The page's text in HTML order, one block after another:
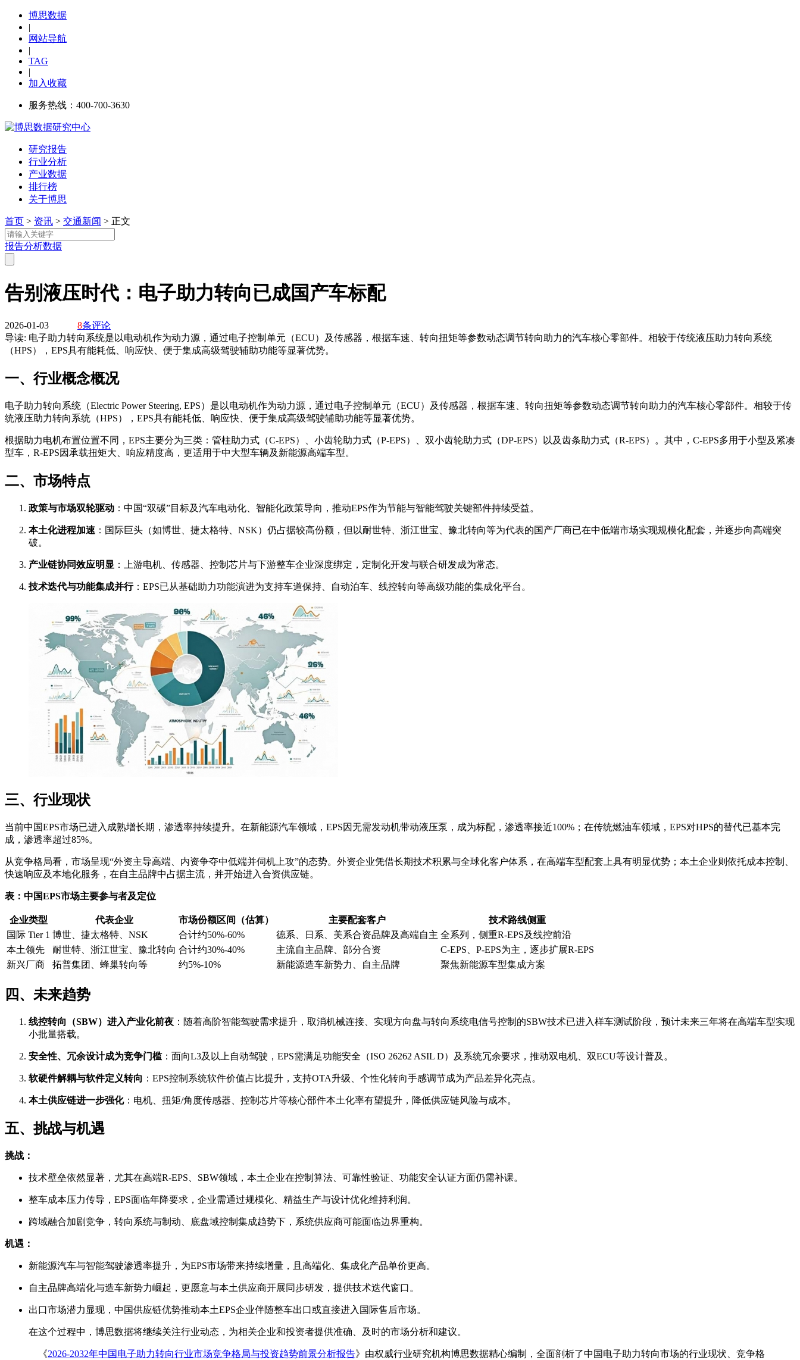
博思数据
|
网站导航
|
TAG
|
加入收藏
服务热线：400-700-3630
研究报告
行业分析
产业数据
排行榜
关于博思
首页 > 资讯 > 交通新闻 > 正文
报告分析数据
告别液压时代：电子助力转向已成国产车标配
2026-01-03 8条评论
导读: 电子助力转向系统是以电动机作为动力源，通过电子控制单元（ECU）及传感器，根据车速、转向扭矩等参数动态调节转向助力的汽车核心零部件。相较于传统液压助力转向系统
（HPS），EPS具有能耗低、响应快、便于集成高级驾驶辅助功能等显著优势。
一、行业概念概况
电子助力转向系统（Electric Power Steering, EPS）是以电动机作为动力源，通过电子控制单元（ECU）及传感器，根据车速、转向扭矩等参数动态调节转向助力的汽车核心零部件。相较于传
统液压助力转向系统（HPS），EPS具有能耗低、响应快、便于集成高级驾驶辅助功能等显著优势。
根据助力电机布置位置不同，EPS主要分为三类：管柱助力式（C-EPS）、小齿轮助力式（P-EPS）、双小齿轮助力式（DP-EPS）以及齿条助力式（R-EPS）。其中，C-EPS多用于小型及紧凑
型车，R-EPS因承载扭矩大、响应精度高，更适用于中大型车辆及新能源高端车型。
二、市场特点
政策与市场双轮驱动 ：中国“双碳”目标及汽车电动化、智能化政策导向，推动EPS作为节能与智能驾驶关键部件持续受益。
本土化进程加速 ：国际巨头（如博世、捷太格特、NSK）仍占据较高份额，但以耐世特、浙江世宝、豫北转向等为代表的国产厂商已在中低端市场实现规模化配套，并逐步向高端突
破。
产业链协同效应明显 ：上游电机、传感器、控制芯片与下游整车企业深度绑定，定制化开发与联合研发成为常态。
技术迭代与功能集成并行：EPS已从基础助力功能演进为支持车道保持、自动泊车、线控转向等高级功能的集成化平台。
三、行业现状
当前中国EPS市场已进入成熟增长期，渗透率持续提升。在新能源汽车领域，EPS因无需发动机带动液压泵，成为标配，渗透率接近100%；在传统燃油车领域，EPS对HPS的替代已基本完
成，渗透率超过85%。
从竞争格局看，市场呈现“外资主导高端、内资争夺中低端并伺机上攻”的态势。外资企业凭借长期技术积累与全球化客户体系，在高端车型配套上具有明显优势；本土企业则依托成本控制、
快速响应及本地化服务，在自主品牌中占据主流，并开始进入合资供应链。
表：中国EPS市场主要参与者及定位
企业类型 代表企业 市场份额区间（估算） 主要配套客户
技术路线侧重
国际 Tier 1 博世、捷太格特、NSK 合计约50%-60% 德系、日系、美系合资品牌及高端自主 全系列，侧重R-EPS及线控前沿
本土领先
耐世特、浙江世宝、豫北转向 合计约30%-40% 主流自主品牌、部分合资
C-EPS、P-EPS为主，逐步扩展R-EPS
新兴厂商
拓普集团、蜂巢转向等 约5%-10% 新能源造车新势力、自主品牌 聚焦新能源车型集成方案
四、未来趋势
线控转向（SBW）进入产业化前夜 ：随着高阶智能驾驶需求提升，取消机械连接、实现方向盘与转向系统电信号控制的SBW技术已进入样车测试阶段，预计未来三年将在高端车型实现
小批量搭载。
安全性、冗余设计成为竞争门槛：面向L3及以上自动驾驶，EPS需满足功能安全（ISO 26262 ASIL D）及系统冗余要求，推动双电机、双ECU等设计普及。
软硬件解耦与软件定义转向 ：EPS控制系统软件价值占比提升，支持OTA升级、个性化转向手感调节成为产品差异化亮点。
本土供应链进一步强化：电机、扭矩/角度传感器、控制芯片等核心部件本土化率有望提升，降低供应链风险与成本。
五、挑战与机遇
挑战：
技术壁垒依然显著，尤其在高端R-EPS、SBW领域，本土企业在控制算法、可靠性验证、功能安全认证方面仍需补课。
整车成本压力传导，EPS面临年降要求，企业需通过规模化、精益生产与设计优化维持利润。
跨域融合加剧竞争，转向系统与制动、底盘域控制集成趋势下，系统供应商可能面临边界重构。
机遇：
新能源汽车与智能驾驶渗透率提升，为EPS市场带来持续增量，且高端化、集成化产品单价更高。
自主品牌高端化与造车新势力崛起，更愿意与本土供应商开展同步研发，提供技术迭代窗口。
出口市场潜力显现，中国供应链优势推动本土EPS企业伴随整车出口或直接进入国际售后市场。
在这个过程中，博思数据将继续关注行业动态，为相关企业和投资者提供准确、及时的市场分析和建议。
《2026-2032年中国电子助力转向行业市场竞争格局与投资趋势前景分析报告》由权威行业研究机构博思数据精心编制，全面剖析了中国电子助力转向市场的行业现状、竞争格